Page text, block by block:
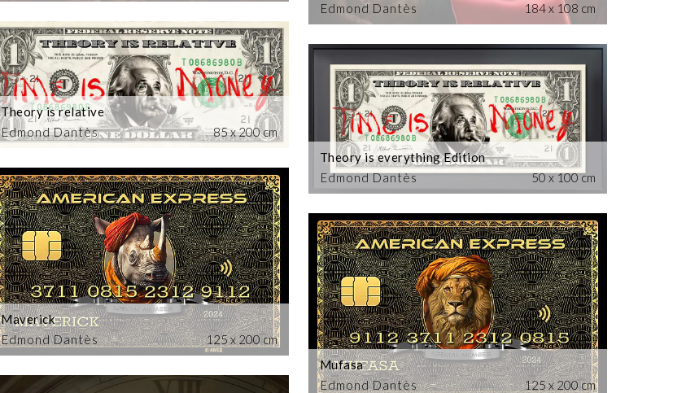
Edmond Dantès
Theory is relative
85 x 200 cm
Edmond Dantès
Maverick
125 x 200 cm
Edmond Dantès
184 x 108 cm
Edmond Dantès
Theory is everything Edition
50 x 100 cm
Edmond Dantès
Mufasa
125 x 200 cm